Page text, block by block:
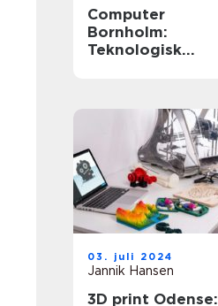
Computer
Bornholm:
Teknologisk
03. juli 2024
Jannik Hansen
3D print Odense: